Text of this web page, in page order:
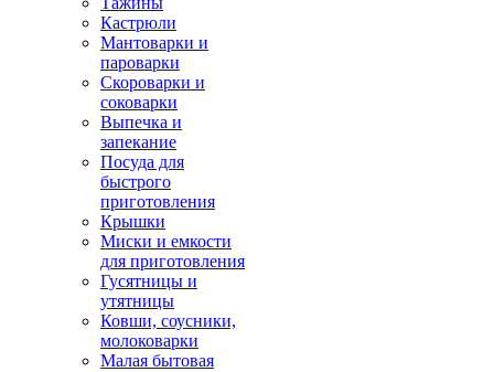
Кастрюли
Мантоварки и
пароварки
Скороварки и
соковарки
Выпечка и
запекание
Посуда для
быстрого
приготовления
Крышки
Миски и емкости
для приготовления
Гусятницы и
утятницы
Ковши, соусники,
молоковарки
Малая бытовая